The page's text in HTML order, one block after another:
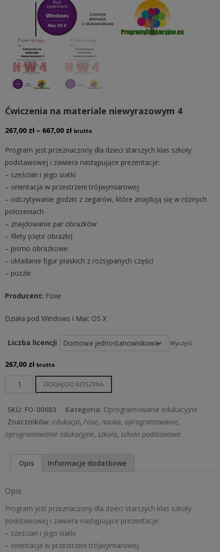
Ćwiczenia na materiale niewyrazowym 4
267,00 zł – 667,00 złZakres
od
267,00 zł
do
667,00 zł
brutto
Program jest przeznaczony dla dzieci starszych klas szkoły
podstawowej i zawiera następujące prezentacje:
– sześcian i jego siatki
– orientacja w przestrzeni trójwymiarowej
– odczytywanie godzin z zegarów, które znajdują się w różnych
położeniach
– znajdowanie par obrazków
– filety (cięte obrazki)
– pismo obrazkowe
– układanie figur płaskich z rozsypanych części
– puzzle
Producent: Foxe
Działa pod Windows i Mac OS X
Liczba licencji Wyczyść
267,00 zł brutto
ilość
Ćwiczenia
na
materiale
niewyrazowym
DODAJ DO KOSZYKA
SKU: FO-00683 Kategoria: Oprogramowanie edukacyjne
Znaczników: edukacja, Foxe, nauka, oprogramowanie,
oprogramowanie edukacyjne, szkoła, szkoła podstawowa
Opis Informacje dodatkowe
Opis
Program jest przeznaczony dla dzieci starszych klas szkoły
podstawowej i zawiera następujące prezentacje:
– sześcian i jego siatki
– orientacja w przestrzeni trójwymiarowej